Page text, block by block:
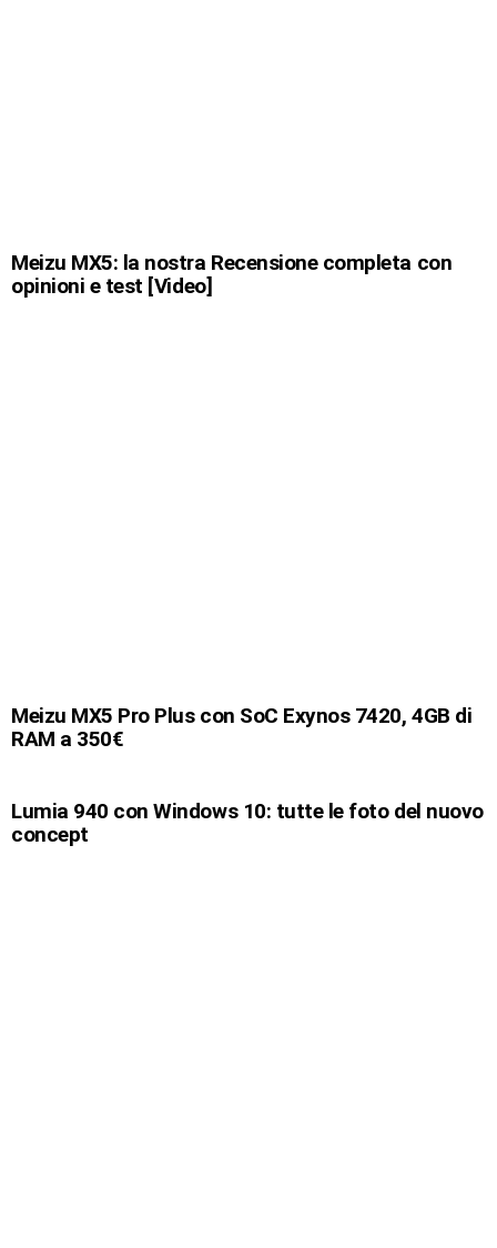
Meizu MX5: la nostra Recensione completa con
opinioni e test [Video]
Meizu MX5 Pro Plus con SoC Exynos 7420, 4GB di
RAM a 350€
Lumia 940 con Windows 10: tutte le foto del nuovo
concept